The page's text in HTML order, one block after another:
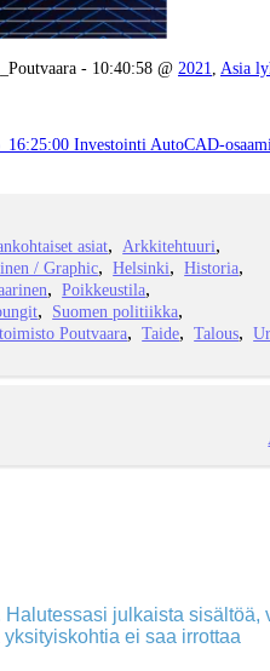
- 10:40:58 @ 2021 Asia
Investointi AutoCAD-
asiat
Arkkitehtuuri
/ Graphic Helsinki
Historia
Poikkeustila
Suomen politiikka
Poutvaara Taide Talous
julkaista sisältöä,
ei saa irrottaa